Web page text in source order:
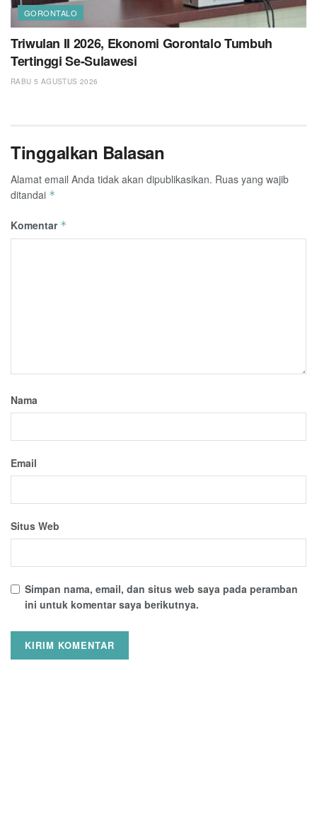
GORONTALO
Triwulan II 2026, Ekonomi Gorontalo Tumbuh
Tertinggi Se-Sulawesi
RABU 5 AGUSTUS 2026
Tinggalkan Balasan
Alamat email Anda tidak akan dipublikasikan. Ruas yang wajib
ditandai *
Komentar *
Nama
Email
Situs Web
Simpan nama, email, dan situs web saya pada peramban
ini untuk komentar saya berikutnya.